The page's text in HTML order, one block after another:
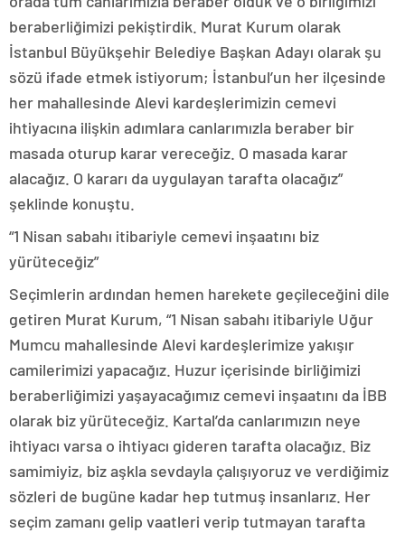
beraberliğimizi pekiştirdik. Murat Kurum olarak
İstanbul Büyükşehir Belediye Başkan Adayı olarak şu
sözü ifade etmek istiyorum; İstanbul’un her ilçesinde
her mahallesinde Alevi kardeşlerimizin cemevi
ihtiyacına ilişkin adımlara canlarımızla beraber bir
masada oturup karar vereceğiz. O masada karar
alacağız. O kararı da uygulayan tarafta olacağız”
şeklinde konuştu.
“1 Nisan sabahı itibariyle cemevi inşaatını biz
yürüteceğiz”
Seçimlerin ardından hemen harekete geçileceğini dile
getiren Murat Kurum, “1 Nisan sabahı itibariyle Uğur
Mumcu mahallesinde Alevi kardeşlerimize yakışır
camilerimizi yapacağız. Huzur içerisinde birliğimizi
beraberliğimizi yaşayacağımız cemevi inşaatını da İBB
olarak biz yürüteceğiz. Kartal’da canlarımızın neye
ihtiyacı varsa o ihtiyacı gideren tarafta olacağız. Biz
samimiyiz, biz aşkla sevdayla çalışıyoruz ve verdiğimiz
sözleri de bugüne kadar hep tutmuş insanlarız. Her
seçim zamanı gelip vaatleri verip tutmayan tarafta